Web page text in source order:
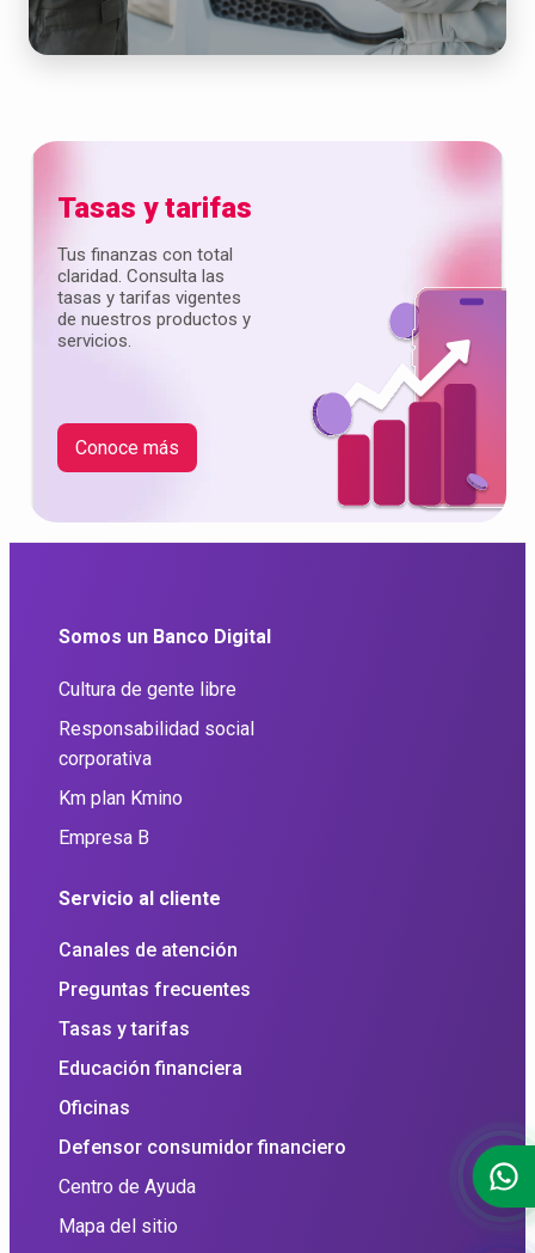
Tasas y tarifas
Tus finanzas con total
claridad. Consulta las
tasas y tarifas vigentes
de nuestros productos y
servicios.
Conoce más
Somos un Banco Digital
Cultura de gente libre
Responsabilidad social
corporativa
Km plan Kmino
Empresa B
Servicio al cliente
Canales de atención
Preguntas frecuentes
Tasas y tarifas
Educación financiera
Oficinas
Defensor consumidor financiero
Centro de Ayuda
Mapa del sitio